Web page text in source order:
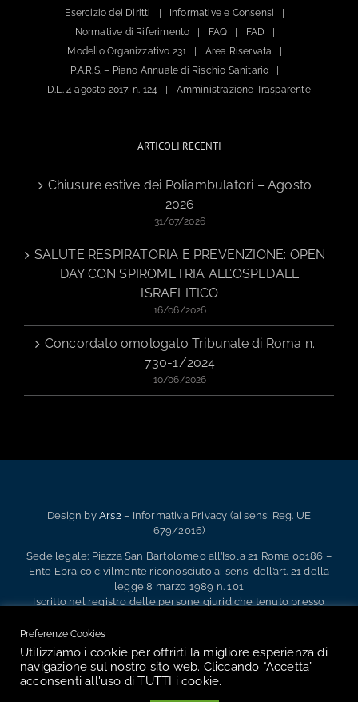
Esercizio dei Diritti
Informative e Consensi
Normative di Riferimento
FAQ
FAD
Modello Organizzativo 231
Area Riservata
P.A.R.S. – Piano Annuale di Rischio Sanitario
D.L. 4 agosto 2017, n. 124
Amministrazione Trasparente
ARTICOLI RECENTI
Chiusure estive dei Poliambulatori – Agosto
2026
31/07/2026
SALUTE RESPIRATORIA E PREVENZIONE: OPEN
DAY CON SPIROMETRIA ALL’OSPEDALE
ISRAELITICO
16/06/2026
Concordato omologato Tribunale di Roma n.
730-1/2024
10/06/2026
Design byArs2– Informativa Privacy (ai sensi Reg. UE
679/2016)
Sede legale: Piazza San Bartolomeo all’Isola 21 Roma 00186 –
Ente Ebraico civilmente riconosciuto ai sensi dell’art. 21 della
legge 8 marzo 1989 n. 101
Iscritto nel registro delle persone giuridiche tenuto presso
Persone Giuridiche al n. 2.133 – 1.991 – P.IVA 02133341004
FacebookInstagram
Email
Preferenze Cookies
Utilizziamo i cookie per offrirti la migliore esperienza di
navigazione sul nostro sito web. Cliccando “Accetta”
acconsenti all'uso di TUTTI i cookie.